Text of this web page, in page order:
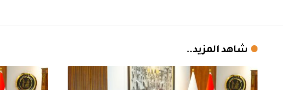
شاهد المزيد..